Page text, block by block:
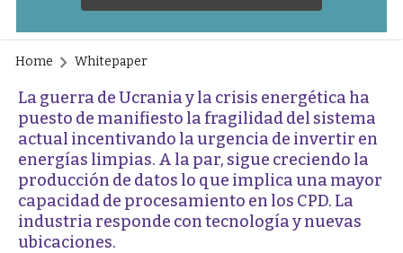
Home Whitepaper
La guerra de Ucrania y la crisis energética ha
puesto de manifiesto la fragilidad del sistema
actual incentivando la urgencia de invertir en
energías limpias. A la par, sigue creciendo la
producción de datos lo que implica una mayor
capacidad de procesamiento en los CPD. La
industria responde con tecnología y nuevas
ubicaciones.